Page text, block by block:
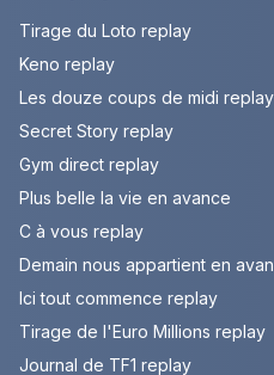
Tirage du Loto replay
Keno replay
Les douze coups de midi replay
Secret Story replay
Gym direct replay
Plus belle la vie en avance
C à vous replay
Demain nous appartient en
Ici tout commence replay
Tirage de l'Euro Millions replay
Journal de TF1 replay